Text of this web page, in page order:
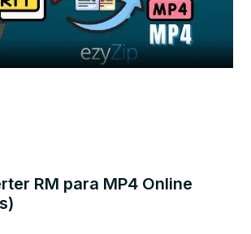
Video
RM para MP4 Online